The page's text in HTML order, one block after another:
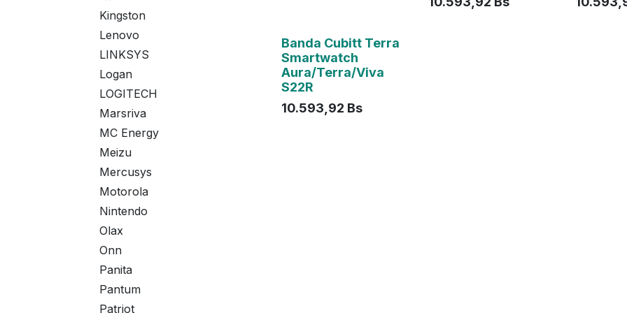
Kingston
Lenovo
LINKSYS
Logan
LOGITECH
Marsriva
MC Energy
Meizu
Mercusys
Motorola
Nintendo
Olax
Onn
Panita
Pantum
Patriot
Banda Cubitt Terra
Smartwatch
Aura/Terra/Viva
S22R
10.593,92 Bs